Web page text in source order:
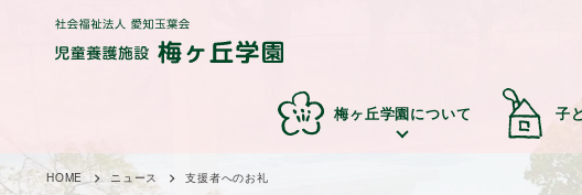
梅ヶ丘学園について 子
HOME ニュース 支援者へのお礼